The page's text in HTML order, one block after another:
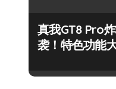
真我GT8 Pro
袭！特色功能